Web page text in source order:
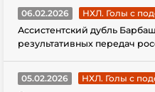
06.02.2026
НХЛ. Голы с
Ассистентский дубль
результативных передач
05.02.2026
НХЛ. Голы с